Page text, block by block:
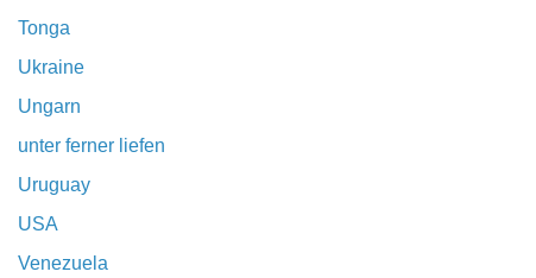
Tonga
Ukraine
Ungarn
unter ferner liefen
Uruguay
USA
Venezuela